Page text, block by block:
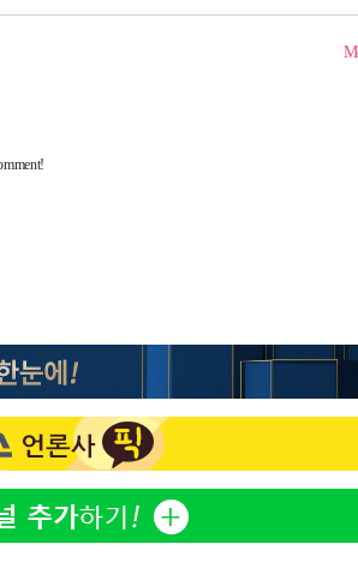
2 홍석천, 입양 두
3
이 대통령, 메가프
주 군공항 이전·주
4
이 대통령 지지율